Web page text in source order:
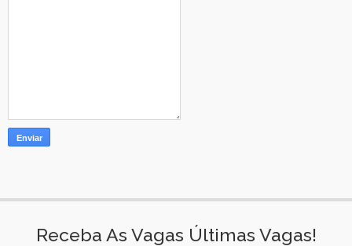
Receba As Vagas Últimas Vagas!